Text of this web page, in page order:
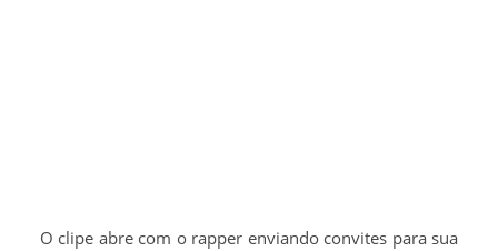
O clipe abre com o rapper enviando convites para sua